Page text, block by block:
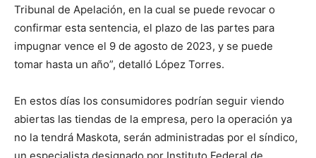
Tribunal de Apelación, en la cual se puede revocar o
confirmar esta sentencia, el plazo de las partes para
impugnar vence el 9 de agosto de 2023, y se puede
tomar hasta un año”, detalló López Torres.
En estos días los consumidores podrían seguir viendo
abiertas las tiendas de la empresa, pero la operación ya
no la tendrá Maskota, serán administradas por el síndico,